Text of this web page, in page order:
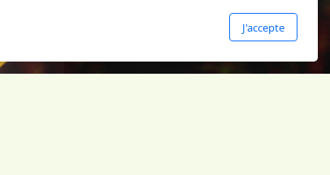
J'accepte